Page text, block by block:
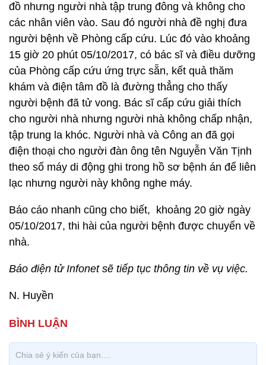
đồ nhưng người nhà tập trung đông và không cho
các nhân viên vào. Sau đó người nhà đề nghị đưa
người bệnh về Phòng cấp cứu. Lúc đó vào khoảng
15 giờ 20 phút 05/10/2017, có bác sĩ và điều dưỡng
của Phòng cấp cứu ứng trực sẵn, kết quả thăm
khám và điện tâm đồ là đường thẳng cho thấy
người bệnh đã tử vong. Bác sĩ cấp cứu giải thích
cho người nhà nhưng người nhà không chấp nhận,
tập trung la khóc. Người nhà và Công an đã gọi
điện thoại cho người đàn ông tên Nguyễn Văn Tịnh
theo số máy di động ghi trong hồ sơ bệnh án để liên
lạc nhưng người này không nghe máy.
Báo cáo nhanh cũng cho biết, khoảng 20 giờ ngày
05/10/2017, thi hài của người bệnh được chuyển về
nhà.
Báo điện tử Infonet sẽ tiếp tục thông tin về vụ việc.
N. Huyền